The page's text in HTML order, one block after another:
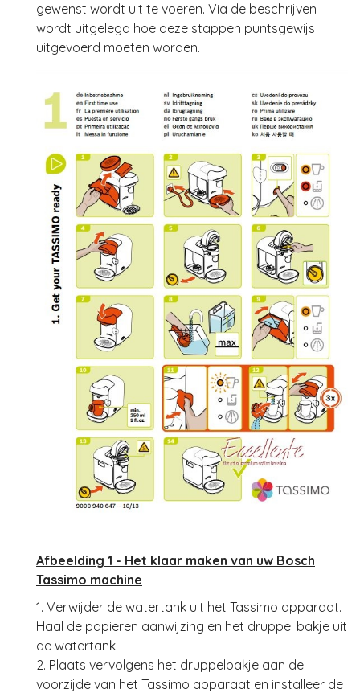
gewenst wordt uit te voeren. Via de beschrijven
wordt uitgelegd hoe deze stappen puntsgewijs
uitgevoerd moeten worden.
Afbeelding 1 - Het klaar maken van uw Bosch
Tassimo machine
1. Verwijder de watertank uit het Tassimo apparaat.
Haal de papieren aanwijzing en het druppel bakje uit
de watertank.
2. Plaats vervolgens het druppelbakje aan de
voorzijde van het Tassimo apparaat en installeer de